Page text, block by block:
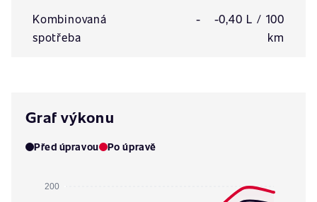
Kombinovaná
spotřeba
-
-0,40 L / 100
km
Graf výkonu
Před úpravou Po úpravě
200